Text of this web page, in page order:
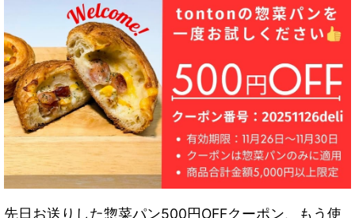
先日お送りした惣菜パン500円OFFクーポン、もう使